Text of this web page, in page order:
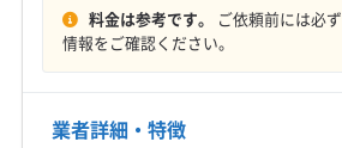
(香川県) 東かがわ市
営業時間
定休日
料金は参考です。 ご依頼前には必ず
情報をご確認ください。
業者詳細・特徴